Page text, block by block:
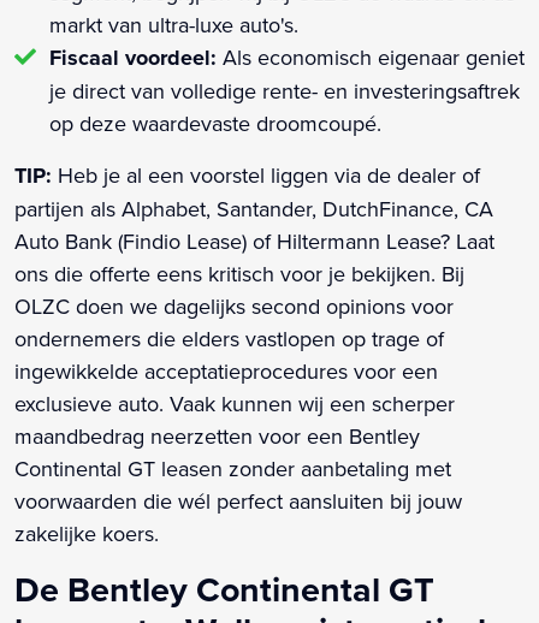
markt van ultra-luxe auto's.
Fiscaal voordeel: Als economisch eigenaar geniet
je direct van volledige rente- en investeringsaftrek
op deze waardevaste droomcoupé.
TIP: Heb je al een voorstel liggen via de dealer of
partijen als Alphabet, Santander, DutchFinance, CA
Auto Bank (Findio Lease) of Hiltermann Lease? Laat
ons die offerte eens kritisch voor je bekijken. Bij
OLZC doen we dagelijks second opinions voor
ondernemers die elders vastlopen op trage of
ingewikkelde acceptatieprocedures voor een
exclusieve auto. Vaak kunnen wij een scherper
maandbedrag neerzetten voor een Bentley
Continental GT leasen zonder aanbetaling met
voorwaarden die wél perfect aansluiten bij jouw
zakelijke koers.
De Bentley Continental GT